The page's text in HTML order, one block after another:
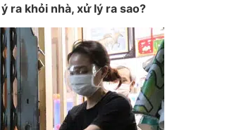
ra khỏi nhà, xử lý ra sao?